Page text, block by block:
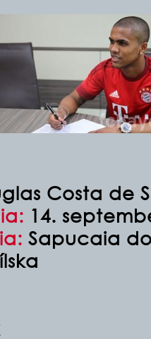
Costa de
14.
Sapucaia